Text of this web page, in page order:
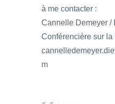
à me contacter :
Cannelle Demeyer /
Conférencière sur la
m